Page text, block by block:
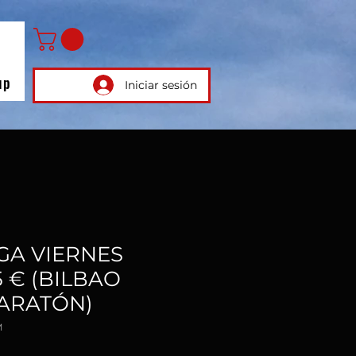
Iniciar sesión
VIERNES
€ (BILBAO